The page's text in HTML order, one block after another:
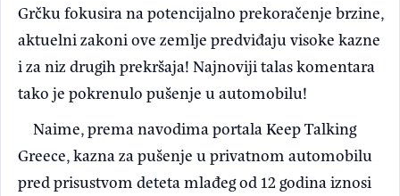
Grčku fokusira na potencijalno prekoračenje brzine,
aktuelni zakoni ove zemlje predviđaju visoke kazne
i za niz drugih prekršaja! Najnoviji talas komentara
tako je pokrenulo pušenje u automobilu!
Naime, prema navodima portala Keep Talking
Greece, kazna za pušenje u privatnom automobilu
pred prisustvom deteta mlađeg od 12 godina iznosi